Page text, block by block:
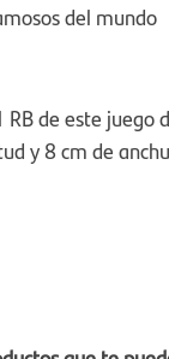
del mundo
RB de este
y 8 cm de